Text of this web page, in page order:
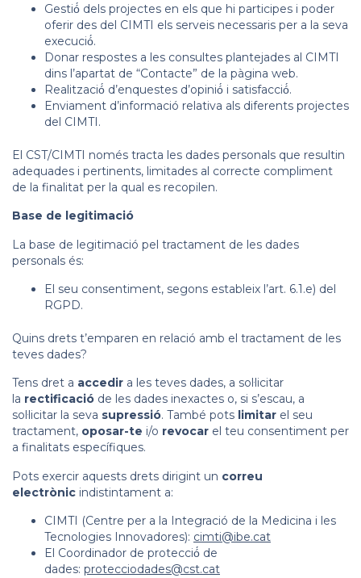
Gestió́ dels projectes en els que hi participes i poder
oferir des del CIMTI els serveis necessaris per a la seva
execució́.
Donar respostes a les consultes plantejades al CIMTI
dins l’apartat de “Contacte” de la pàgina web.
Realització́ d’enquestes d’opinió́ i satisfacció́.
Enviament d’informació relativa als diferents projectes
del CIMTI.
El CST/CIMTI només tracta les dades personals que resultin
adequades i pertinents, limitades al correcte compliment
de la finalitat per la qual es recopilen.
Base de legitimació
La base de legitimació pel tractament de les dades
personals és:
El seu consentiment, segons estableix l’art. 6.1.e) del
RGPD.
Quins drets t’emparen en relació amb el tractament de les
teves dades?
Tens dret a accedir a les teves dades, a sol·licitar
la rectificació de les dades inexactes o, si s’escau, a
sol·licitar la seva supressió. També pots limitar el seu
tractament, oposar-te i/o revocar el teu consentiment per
a finalitats específiques.
Pots exercir aquests drets dirigint un correu
electrònic indistintament a:
CIMTI (Centre per a la Integració de la Medicina i les
Tecnologies Innovadores): cimti@ibe.cat
El Coordinador de protecció́ de
dades: protecciodades@cst.cat